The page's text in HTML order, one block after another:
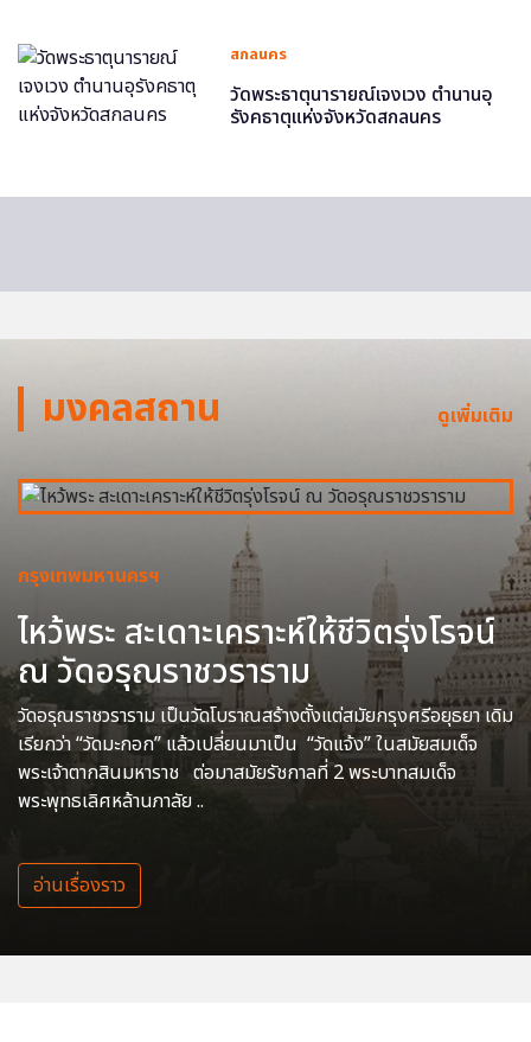
สกลนคร
วัดพระธาตุนารายณ์เจงเวง ตำนานอุ
รังคธาตุแห่งจังหวัดสกลนคร
มงคลสถาน ดูเพิ่มเติม
กรุงเทพมหานครฯ
ไหว้พระ สะเดาะเคราะห์ให้ชีวิตรุ่งโรจน์
ณ วัดอรุณราชวราราม
วัดอรุณราชวราราม เป็นวัดโบราณสร้างตั้งแต่สมัยกรุงศรีอยุธยา เดิม
เรียกว่า “วัดมะกอก” แล้วเปลี่ยนมาเป็น “วัดแจ้ง” ในสมัยสมเด็จ
พระเจ้าตากสินมหาราช ต่อมาสมัยรัชกาลที่ 2 พระบาทสมเด็จ
พระพุทธเลิศหล้านภาลัย ..
อ่านเรื่องราว